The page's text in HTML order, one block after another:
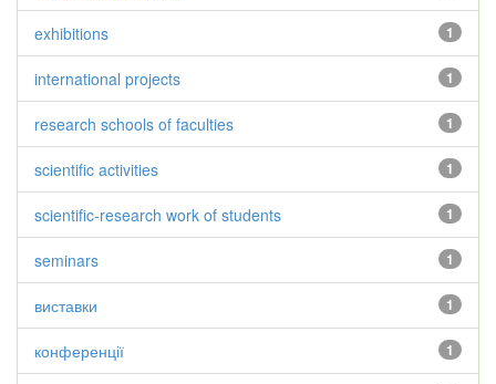
1
exhibitions
1
international projects
1
research schools of faculties
1
scientific activities
1
scientific-research work of students
1
seminars
1
виставки
1
конференції